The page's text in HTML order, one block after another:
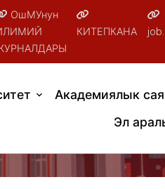
ОшМУнун
КИТЕПКАНА
Академиялык
Эл